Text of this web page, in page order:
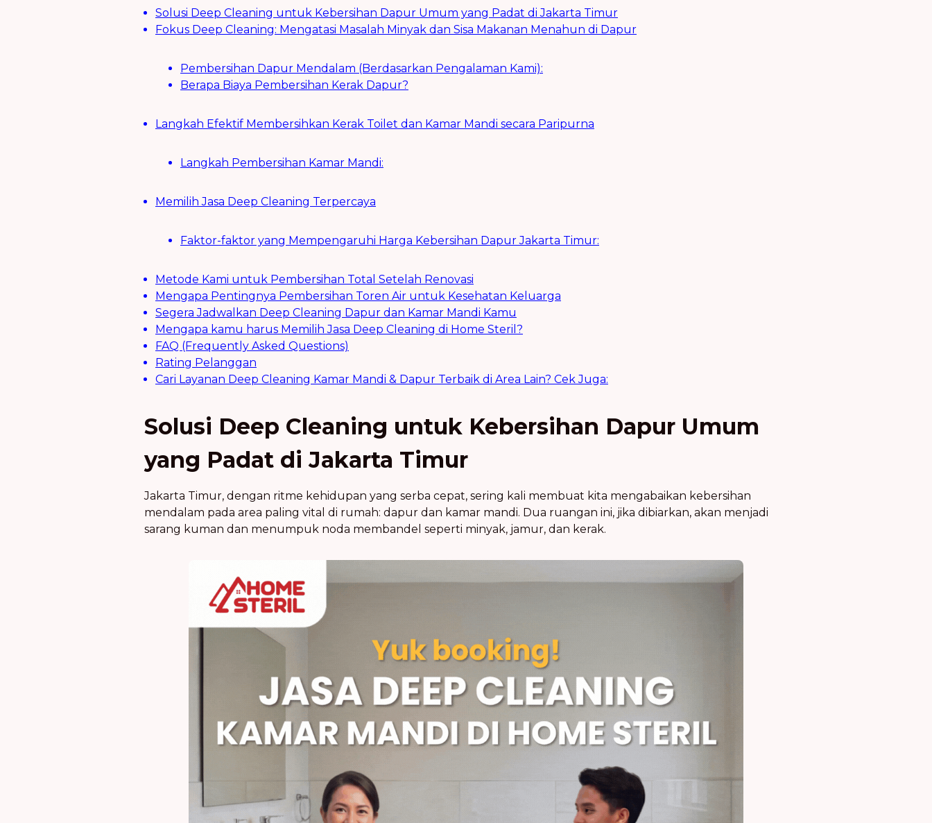
Solusi Deep Cleaning untuk Kebersihan Dapur Umum yang Padat di Jakarta Timur
Fokus Deep Cleaning: Mengatasi Masalah Minyak dan Sisa Makanan Menahun di Dapur
Pembersihan Dapur Mendalam (Berdasarkan Pengalaman Kami):
Berapa Biaya Pembersihan Kerak Dapur?
Langkah Efektif Membersihkan Kerak Toilet dan Kamar Mandi secara Paripurna
Langkah Pembersihan Kamar Mandi:
Memilih Jasa Deep Cleaning Terpercaya
Faktor-faktor yang Mempengaruhi Harga Kebersihan Dapur Jakarta Timur:
Metode Kami untuk Pembersihan Total Setelah Renovasi
Mengapa Pentingnya Pembersihan Toren Air untuk Kesehatan Keluarga
Segera Jadwalkan Deep Cleaning Dapur dan Kamar Mandi Kamu
Mengapa kamu harus Memilih Jasa Deep Cleaning di Home Steril?
FAQ (Frequently Asked Questions)
Rating Pelanggan
Cari Layanan Deep Cleaning Kamar Mandi & Dapur Terbaik di Area Lain? Cek Juga:
Solusi Deep Cleaning untuk Kebersihan Dapur Umum
yang Padat di Jakarta Timur
Jakarta Timur, dengan ritme kehidupan yang serba cepat, sering kali membuat kita mengabaikan kebersihan
mendalam pada area paling vital di rumah: dapur dan kamar mandi. Dua ruangan ini, jika dibiarkan, akan menjadi
sarang kuman dan menumpuk noda membandel seperti minyak, jamur, dan kerak.